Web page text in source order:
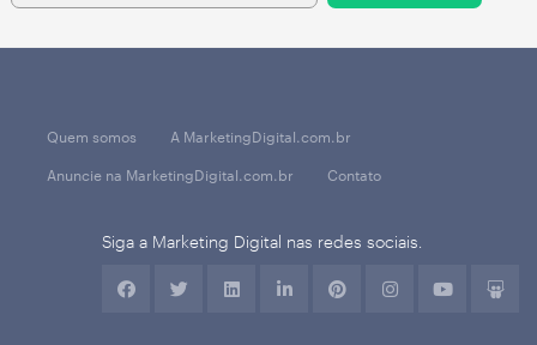
Quem somos
A MarketingDigital.com.br
Anuncie na MarketingDigital.com.br
Contato
Siga a Marketing Digital nas redes sociais.